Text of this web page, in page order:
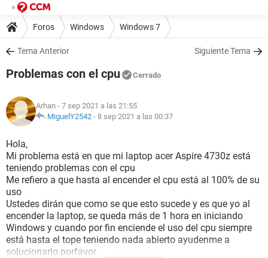
Foros Windows Windows 7
Tema Anterior Siguiente Tema
Problemas con el cpu Cerrado
Arhan - 7 sep 2021 a las 21:55
MiguelY2542 - 8 sep 2021 a las 00:37
Hola,
Mi problema está en que mi laptop acer Aspire 4730z está
teniendo problemas con el cpu
Me refiero a que hasta al encender el cpu está al 100% de su
uso
Ustedes dirán que como se que esto sucede y es que yo al
encender la laptop, se queda más de 1 hora en iniciando
Windows y cuando por fin enciende el uso del cpu siempre
está hasta el tope teniendo nada abierto ayudenme a
solucionarlo porfavor